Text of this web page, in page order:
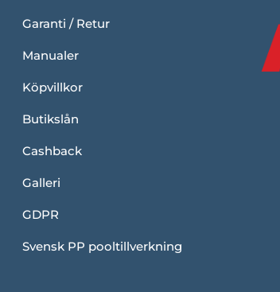
Garanti / Retur
Manualer
Köpvillkor
Butikslån
Cashback
Galleri
GDPR
Svensk PP pooltillverkning